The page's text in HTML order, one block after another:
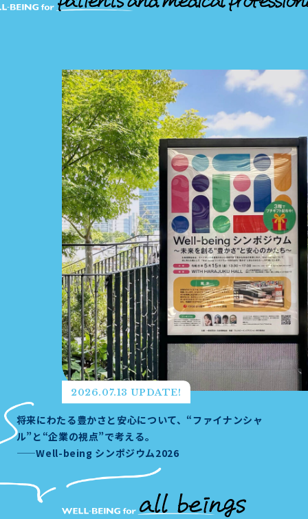
2026.07.13 UPDATE!
将来にわたる豊かさと安心について、“ファイナンシャ
ル”と“企業の視点”で考える。
——Well-being シンポジウム2026